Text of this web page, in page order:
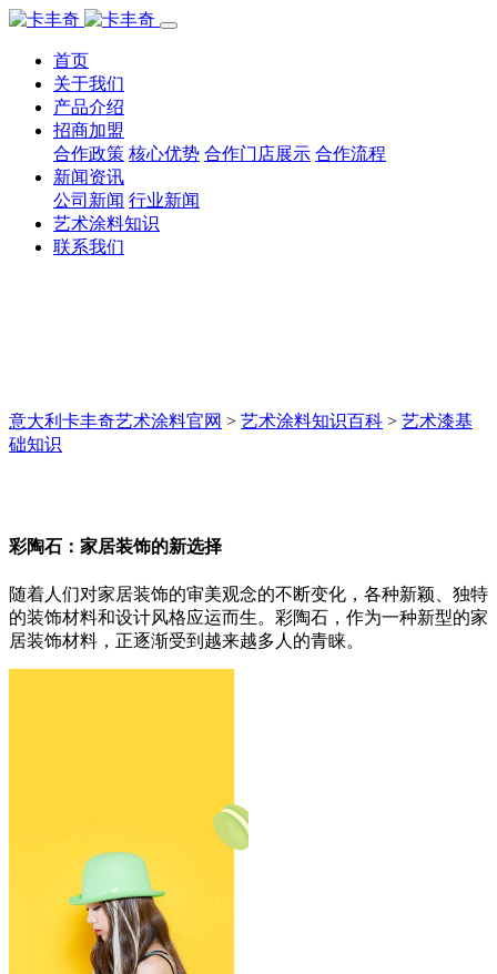
首页
关于我们
产品介绍
招商加盟
合作政策 核心优势 合作门店展示 合作流程
新闻资讯
公司新闻 行业新闻
艺术涂料知识
联系我们
意大利卡丰奇艺术涂料官网 > 艺术涂料知识百科 > 艺术漆基
础知识
彩陶石：家居装饰的新选择
随着人们对家居装饰的审美观念的不断变化，各种新颖、独特
的装饰材料和设计风格应运而生。彩陶石，作为一种新型的家
居装饰材料，正逐渐受到越来越多人的青睐。